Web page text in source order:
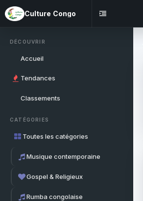
Culture Congo
DÉCOUVRIR
Accueil
Tendances
Classements
CATÉGORIES
Toutes les catégories
Musique contemporaine
Gospel & Religieux
Rumba congolaise